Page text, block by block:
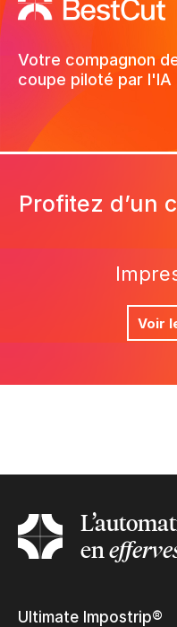
Votre compagnon
coupe piloté par l'IA
Profitez d’un
Voir
en
Ultimate Impostrip®